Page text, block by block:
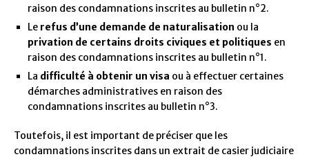
raison des condamnations inscrites au bulletin n°2.
Le refus d’une demande de naturalisation ou la
privation de certains droits civiques et politiques en
raison des condamnations inscrites au bulletin n°1.
La difficulté à obtenir un visa ou à effectuer certaines
démarches administratives en raison des
condamnations inscrites au bulletin n°3.
Toutefois, il est important de préciser que les
condamnations inscrites dans un extrait de casier judiciaire